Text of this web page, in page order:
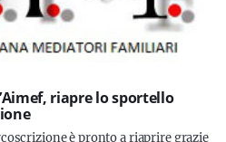
riapre lo sportello
è pronto a riaprire grazie